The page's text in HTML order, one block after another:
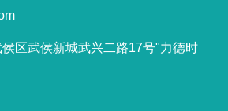
侯区武侯新城武兴二路17号"力德时